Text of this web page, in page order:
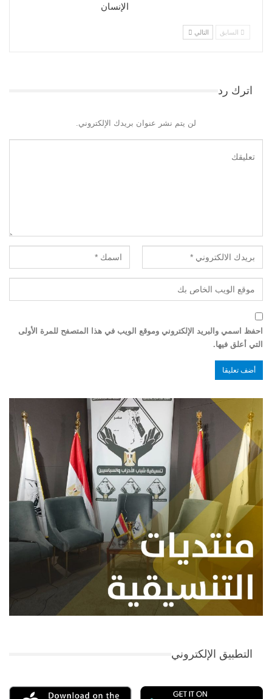
الإنسان
السابق التالي
اترك رد
لن يتم نشر عنوان بريدك الإلكتروني.
احفظ اسمي والبريد الإلكتروني وموقع الويب في هذا المتصفح للمرة الأولى
التي أعلق فيها.
التطبيق الإلكتروني